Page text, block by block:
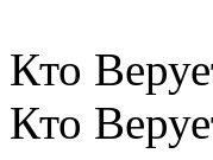
Кто
Кто